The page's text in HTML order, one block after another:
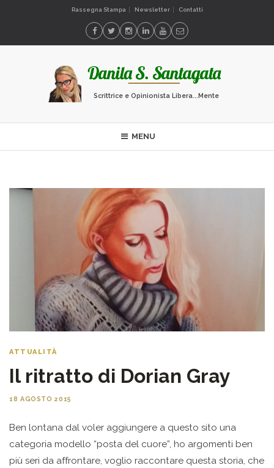
Rassegna Stampa Newsletter Contatti
Scrittrice e Opinionista Libera...Mente
MENU
ATTUALITÀ
Il ritratto di Dorian Gray
18 AGOSTO 2015
Ben lontana dal voler aggiungere a questo sito una
categoria modello “posta del cuore”, ho argomenti ben
più seri da affrontare, voglio raccontare questa storia, che